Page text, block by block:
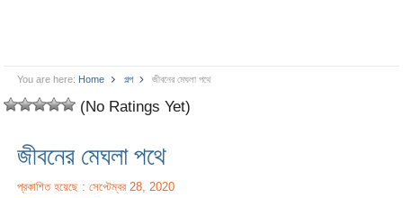
You are here: Home গল্প জীবনের মেঘলা পথে
(No Ratings Yet)
জীবনের মেঘলা পথে
প্রকাশিত হয়েছে : সেপ্টেম্বর 28, 2020